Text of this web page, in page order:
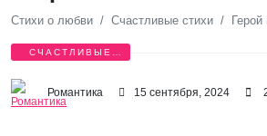
Стихи о любви Счастливые стихи
СЧАСТЛИВЫЕ
Романтика 15 сентября, 2024